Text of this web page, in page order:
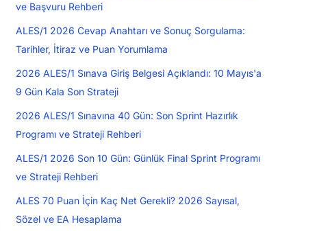
ve Başvuru Rehberi
ALES/1 2026 Cevap Anahtarı ve Sonuç Sorgulama:
Tarihler, İtiraz ve Puan Yorumlama
2026 ALES/1 Sınava Giriş Belgesi Açıklandı: 10 Mayıs'a
9 Gün Kala Son Strateji
2026 ALES/1 Sınavına 40 Gün: Son Sprint Hazırlık
Programı ve Strateji Rehberi
ALES/1 2026 Son 10 Gün: Günlük Final Sprint Programı
ve Strateji Rehberi
ALES 70 Puan İçin Kaç Net Gerekli? 2026 Sayısal,
Sözel ve EA Hesaplama